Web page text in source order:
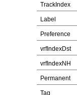
TrackIndex
Label
Preference
vrfIndexDst
vrfIndexNH
Permanent
Tag